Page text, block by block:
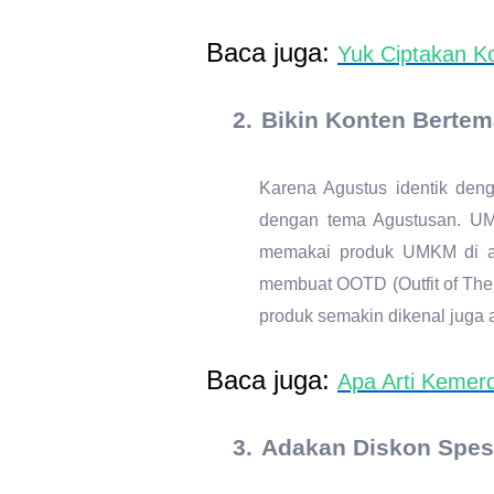
Baca juga: Yuk Ciptakan
2. Bikin Konten
Karena Agustus identik
dengan tema Agustusan.
memakai produk UMKM di
membuat OOTD (Outfit of
produk semakin dikenal juga
Baca juga: Apa Arti
3. Adakan Diskon